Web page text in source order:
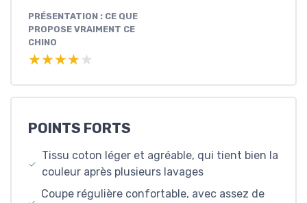
PRÉSENTATION : CE QUE
PROPOSE VRAIMENT CE
CHINO
★★★★★
★★★★★
POINTS FORTS
Tissu coton léger et agréable, qui tient bien la
couleur après plusieurs lavages
Coupe régulière confortable, avec assez de